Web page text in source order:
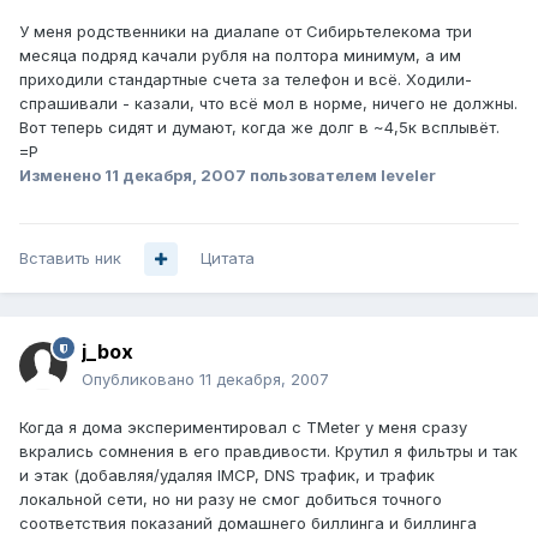
У меня родственники на диалапе от Сибирьтелекома три
месяца подряд качали рубля на полтора минимум, а им
приходили стандартные счета за телефон и всё. Ходили-
спрашивали - казали, что всё мол в норме, ничего не должны.
Вот теперь сидят и думают, когда же долг в ~4,5к всплывёт.
=Р
Изменено 11 декабря, 2007 пользователем leveler
Вставить ник Цитата
j_box
Опубликовано 11 декабря, 2007
Когда я дома экспериментировал с TMeter у меня сразу
вкрались сомнения в его правдивости. Крутил я фильтры и так
и этак (добавляя/удаляя IMCP, DNS трафик, и трафик
локальной сети, но ни разу не смог добиться точного
соответствия показаний домашнего биллинга и биллинга